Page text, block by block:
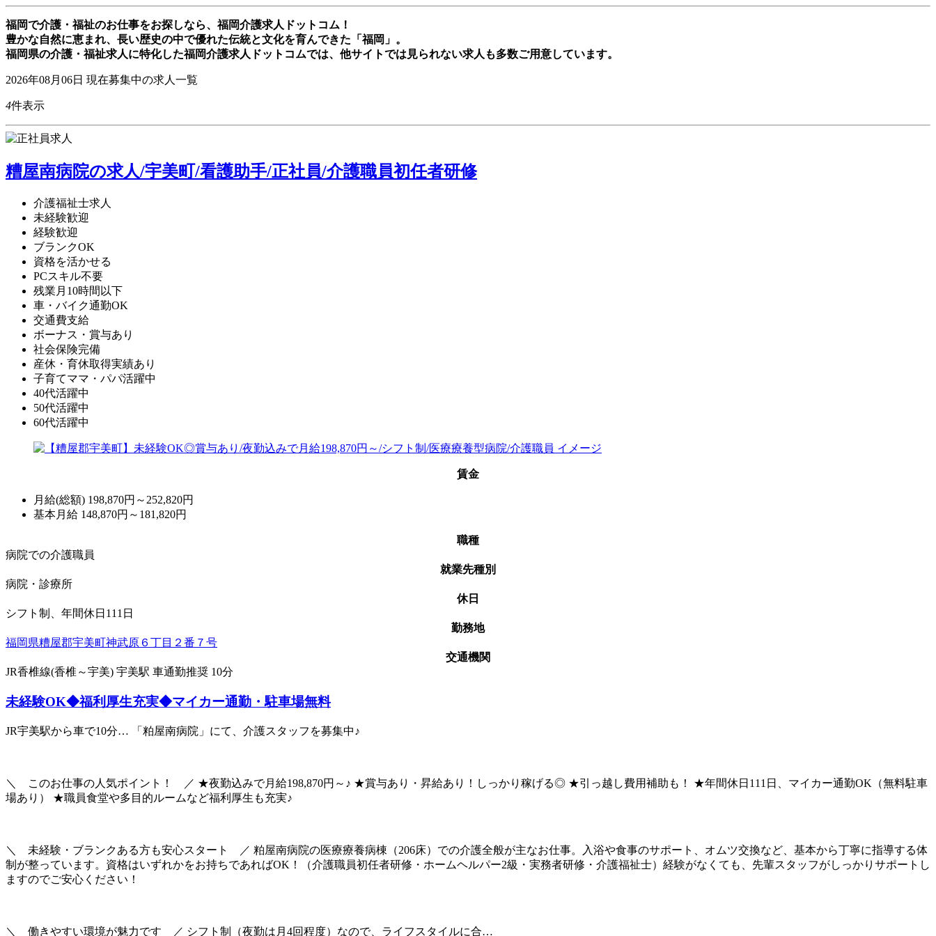
福岡で介護・福祉のお仕事をお探しなら、福岡介護求人ドットコム！
豊かな自然に恵まれ、長い歴史の中で優れた伝統と文化を育んできた「福岡」。
福岡県の介護・福祉求人に特化した福岡介護求人ドットコムでは、他サイトでは見られない求人も多数ご用意しています。
2026年08月06日 現在募集中の求人一覧
4件表示
糟屋南病院の求人/宇美町/看護助手/正社員/介護職員初任者研修
介護福祉士求人
未経験歓迎
経験歓迎
ブランクOK
資格を活かせる
PCスキル不要
残業月10時間以下
車・バイク通勤OK
交通費支給
ボーナス・賞与あり
社会保険完備
産休・育休取得実績あり
子育てママ・パパ活躍中
40代活躍中
50代活躍中
60代活躍中
賃金
月給(総額) 198,870円～252,820円
基本月給 148,870円～181,820円
職種
病院での介護職員
就業先種別
病院・診療所
休日
シフト制、年間休日111日
勤務地
福岡県糟屋郡宇美町神武原６丁目２番７号
交通機関
JR香椎線(香椎～宇美) 宇美駅 車通勤推奨 10分
未経験OK◆福利厚生充実◆マイカー通勤・駐車場無料
JR宇美駅から車で10分… 「粕屋南病院」にて、介護スタッフを募集中♪
＼ このお仕事の人気ポイント！ ／ ★夜勤込みで月給198,870円～♪ ★賞与あり・昇給あり！しっかり稼げる◎ ★引っ越し費用補助も！ ★年間休日111日、マイカー通勤OK（無料駐車
場あり） ★職員食堂や多目的ルームなど福利厚生も充実♪
＼ 未経験・ブランクある方も安心スタート ／ 粕屋南病院の医療療養病棟（206床）での介護全般が主なお仕事。入浴や食事のサポート、オムツ交換など、基本から丁寧に指導する体
制が整っています。資格はいずれかをお持ちであればOK！（介護職員初任者研修・ホームヘルパー2級・実務者研修・介護福祉士）経験がなくても、先輩スタッフがしっかりサポートし
ますのでご安心ください！
＼ 働きやすい環境が魅力です ／ シフト制（夜勤は月4回程度）なので、ライフスタイルに合…